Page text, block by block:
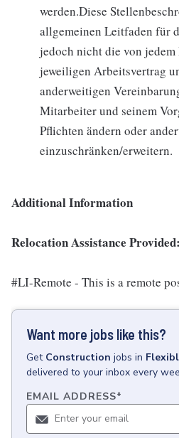
werden.Diese
allgemeinen Leitfaden für
jedoch nicht die von
jeweiligen Arbeitsvertrag
anderweitigen
Mitarbeiter und seinem
Pflichten ändern oder
einzuschränken/erweitern.
Additional Information
Relocation Assistance Provided:
#LI-Remote - This is a remote
Want more jobs like this?
Get Construction jobs in
delivered to your inbox every
EMAIL ADDRESS*